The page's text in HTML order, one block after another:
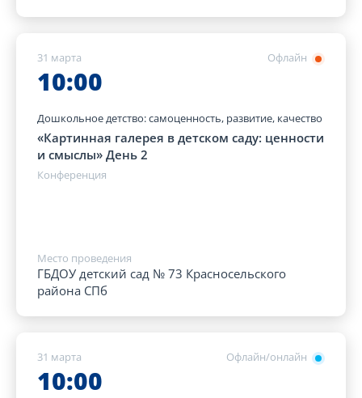
Офлайн
31 марта
10:00
Дошкольное детство: самоценность, развитие, качество
«Картинная галерея в детском саду: ценности
и смыслы» День 2
Конференция
Место проведения
ГБДОУ детский сад № 73 Красносельского
района СПб
Офлайн/онлайн
31 марта
10:00